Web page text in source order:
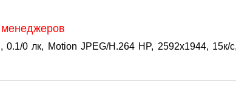
0.1/0 лк, Motion JPEG/H.264 HP, 2592х1944, 15к/